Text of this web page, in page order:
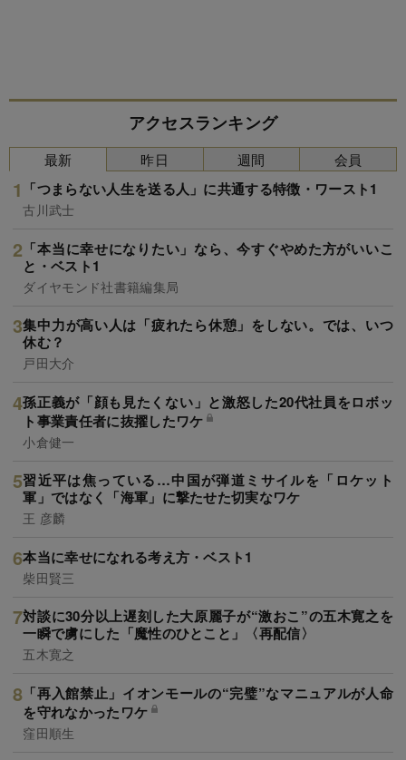
アクセスランキング
最新
「つまらない人生を送る人」に共通する特徴・ワースト1
古川武士
「本当に幸せになりたい」なら、今すぐやめた方がいいこ
と・ベスト1
ダイヤモンド社書籍編集局
集中力が高い人は「疲れたら休憩」をしない。では、いつ
休む？
戸田大介
孫正義が「顔も見たくない」と激怒した20代社員をロボッ
ト事業責任者に抜擢したワケ
小倉健一
習近平は焦っている…中国が弾道ミサイルを「ロケット
軍」ではなく「海軍」に撃たせた切実なワケ
王 彦麟
本当に幸せになれる考え方・ベスト1
柴田賢三
対談に30分以上遅刻した大原麗子が“激おこ”の五木寛之を
一瞬で虜にした「魔性のひとこと」〈再配信〉
五木寛之
「再入館禁止」イオンモールの“完璧”なマニュアルが人命
を守れなかったワケ
窪田順生
昨日 週間 会員